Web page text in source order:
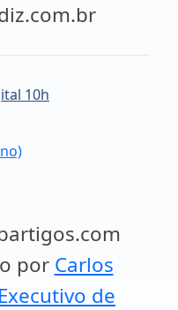
10h
por Carlos
de